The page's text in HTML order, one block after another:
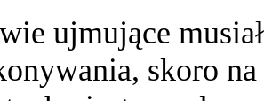
ujmujące
skoro